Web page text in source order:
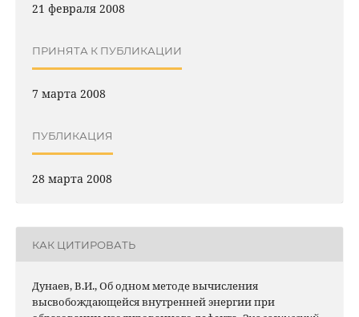
21 февраля 2008
ПРИНЯТА К ПУБЛИКАЦИИ
7 марта 2008
ПУБЛИКАЦИЯ
28 марта 2008
КАК ЦИТИРОВАТЬ
Дунаев, В.И., Об одном методе вычисления
высвобождающейся внутренней энергии при